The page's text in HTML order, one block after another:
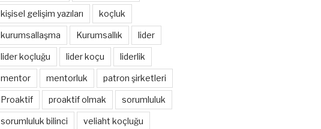
kişisel gelişim yazıları koçluk
kurumsallaşma Kurumsallık lider
lider koçluğu lider koçu liderlik
mentor mentorluk patron şirketleri
Proaktif proaktif olmak sorumluluk
sorumluluk bilinci veliaht koçluğu